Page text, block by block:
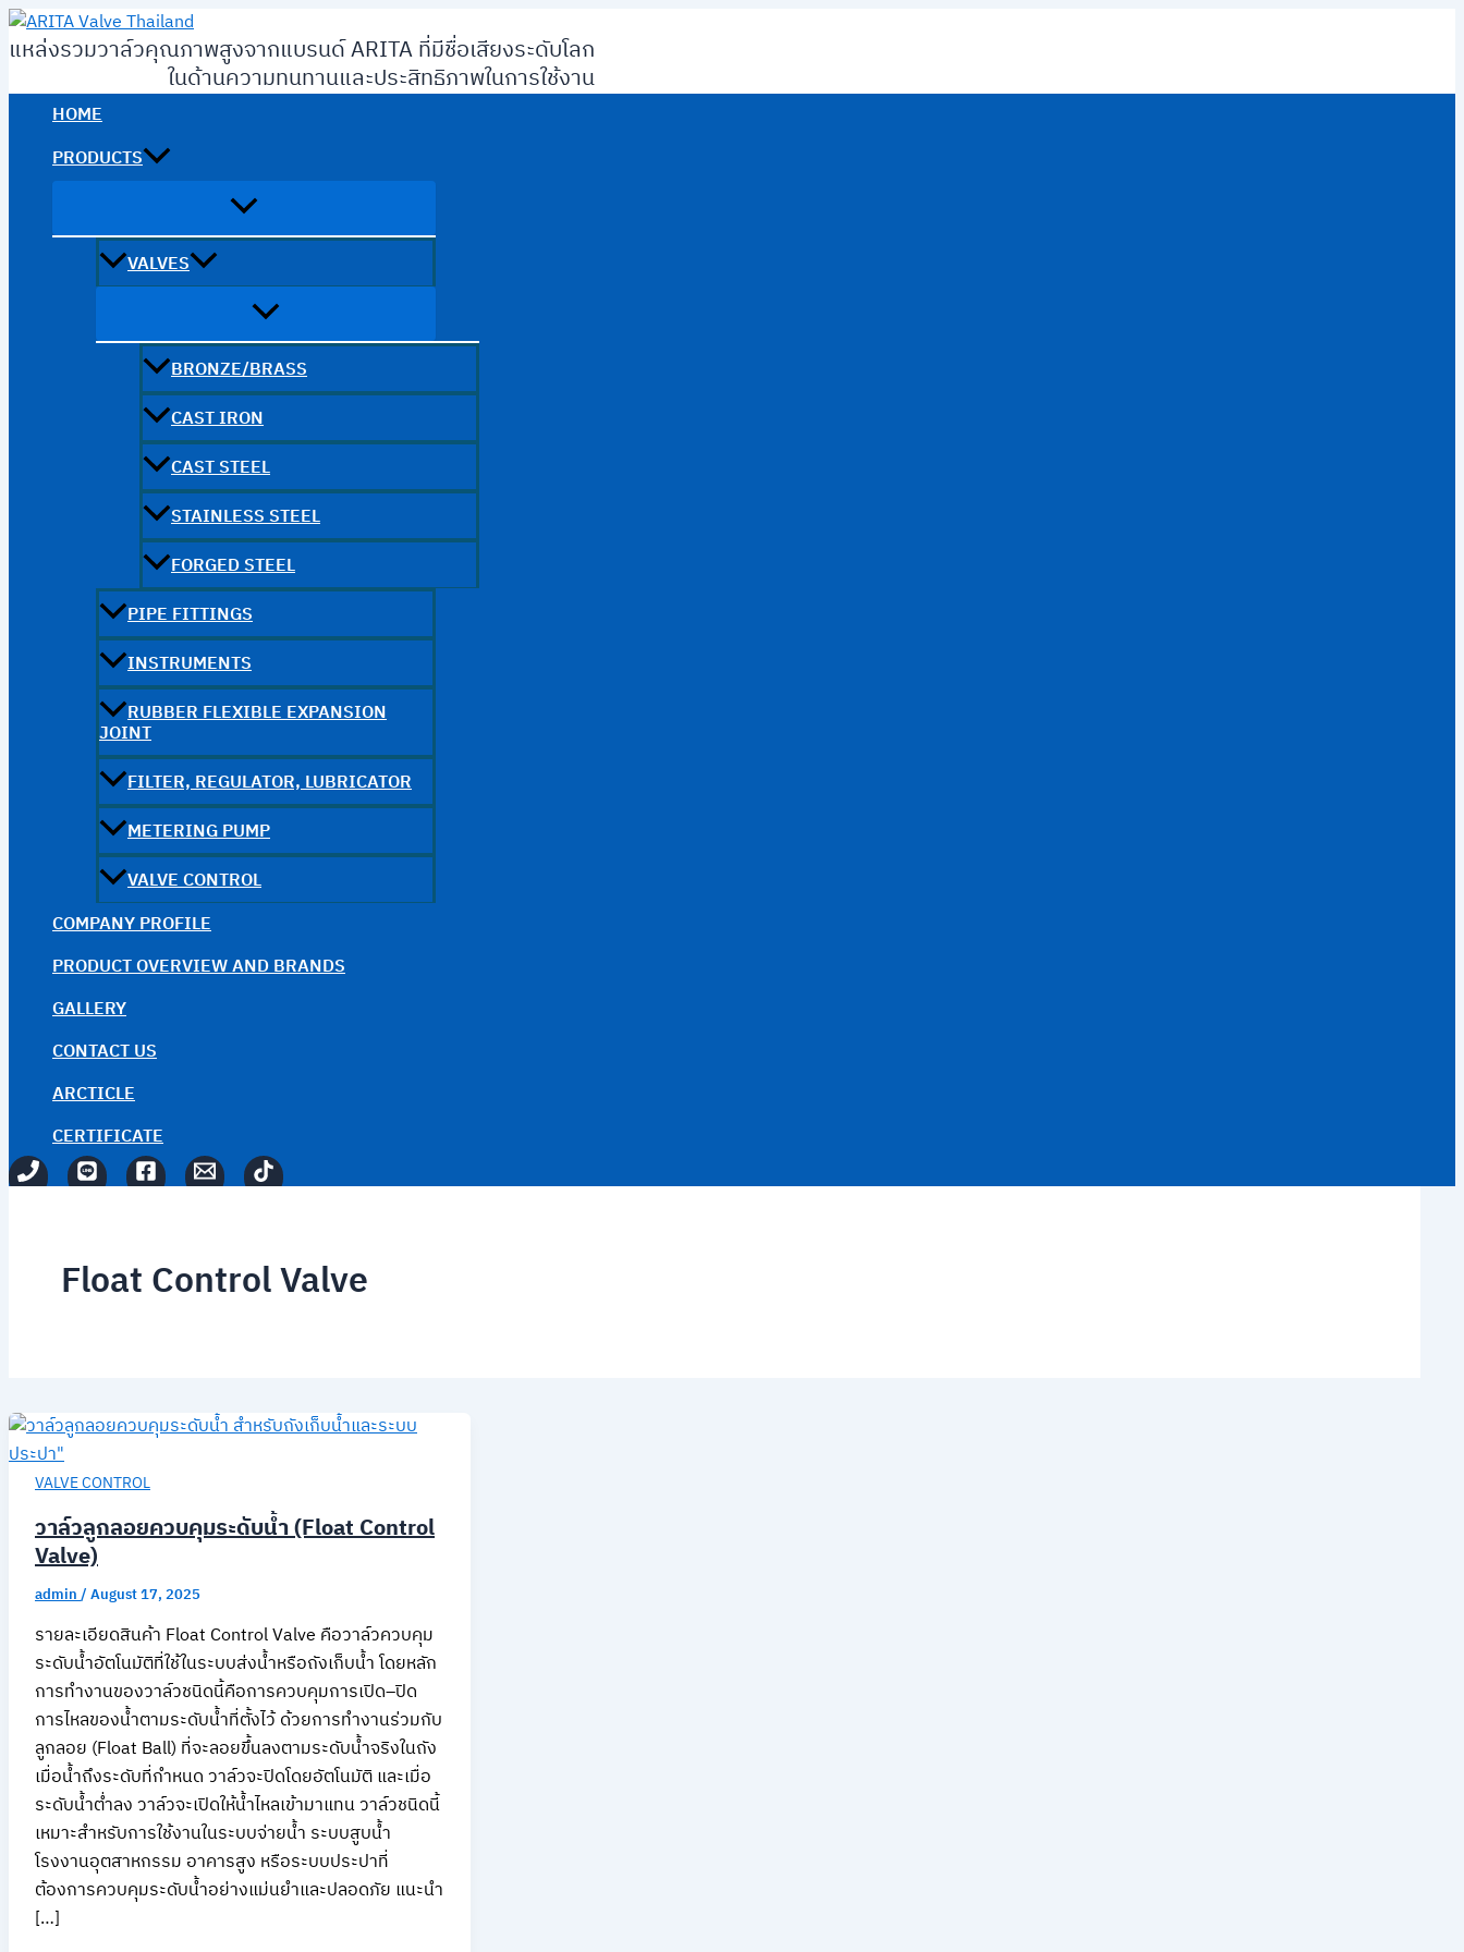
Skip
to
แหล่งรวมวาล์วคุณภาพสูงจากแบรนด์ ARITA ที่มีชื่อเสียงระดับโลก
ในด้านความทนทานและประสิทธิภาพในการใช้งาน
HOME
PRODUCTS
VALVES
BRONZE/BRASS
CAST IRON
CAST STEEL
STAINLESS STEEL
FORGED STEEL
PIPE FITTINGS
INSTRUMENTS
RUBBER FLEXIBLE EXPANSION
JOINT
FILTER, REGULATOR, LUBRICATOR
METERING PUMP
VALVE CONTROL
COMPANY PROFILE
PRODUCT OVERVIEW AND BRANDS
GALLERY
CONTACT US
ARCTICLE
CERTIFICATE
Float Control Valve
VALVE CONTROL
วาล์วลูกลอยควบคุมระดับน้ำ (Float Control
Valve)
admin/August 17, 2025
รายละเอียดสินค้า Float Control Valve คือวาล์วควบคุม
ระดับน้ำอัตโนมัติที่ใช้ในระบบส่งน้ำหรือถังเก็บน้ำ โดยหลัก
การทำงานของวาล์วชนิดนี้คือการควบคุมการเปิด–ปิด
การไหลของน้ำตามระดับน้ำที่ตั้งไว้ ด้วยการทำงานร่วมกับ
ลูกลอย (Float Ball) ที่จะลอยขึ้นลงตามระดับน้ำจริงในถัง
เมื่อน้ำถึงระดับที่กำหนด วาล์วจะปิดโดยอัตโนมัติ และเมื่อ
ระดับน้ำต่ำลง วาล์วจะเปิดให้น้ำไหลเข้ามาแทน วาล์วชนิดนี้
เหมาะสำหรับการใช้งานในระบบจ่ายน้ำ ระบบสูบน้ำ
โรงงานอุตสาหกรรม อาคารสูง หรือระบบประปาที่
ต้องการควบคุมระดับน้ำอย่างแม่นยำและปลอดภัย แนะนำ
[…]